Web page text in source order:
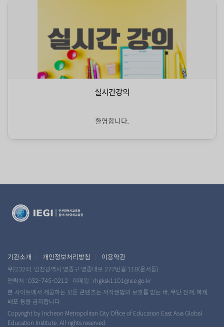
실시간강의
환영합니다.
기관소개 개인정보처리방침 이용약관
우)23241 인천광역시 영종구 영종대로 277번길 118(운서동)
연락처 : 032-745-0212 이메일 : rhgksk1101@ice.go.kr
본 사이트에서 제공하는 모든 콘텐츠는 저작권법의 보호를 받는 바, 무단 전재, 복제,
배포 등을 금지합니다.
Copyright by Incheon Metropolitan City Office of Education East Asia Global
Education Institute. All rights reserved.